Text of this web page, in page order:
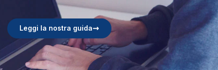
Leggi la nostra guida